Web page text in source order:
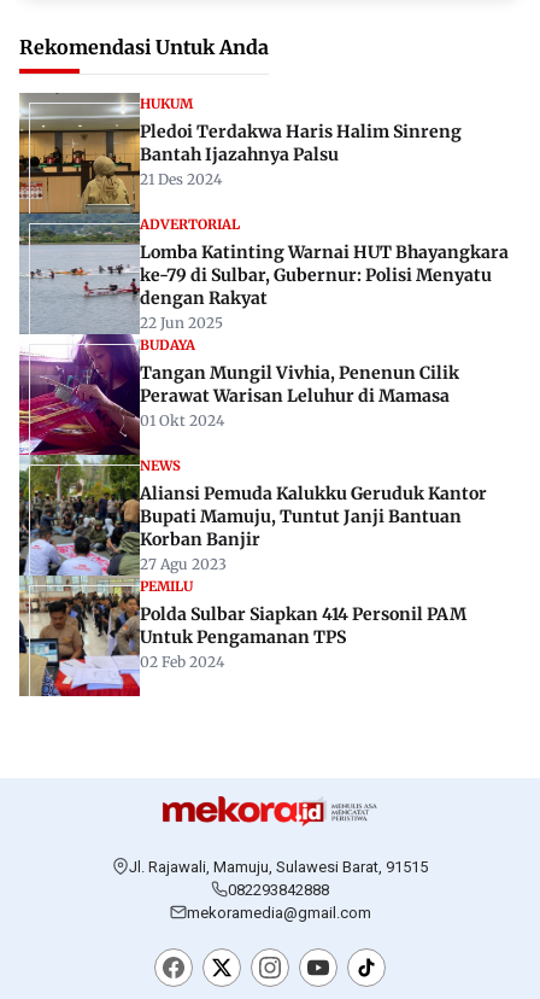
Rekomendasi Untuk Anda
HUKUM
Pledoi Terdakwa Haris Halim Sinreng
Bantah Ijazahnya Palsu
21 Des 2024
ADVERTORIAL
Lomba Katinting Warnai HUT Bhayangkara
ke-79 di Sulbar, Gubernur: Polisi Menyatu
dengan Rakyat
22 Jun 2025
BUDAYA
Tangan Mungil Vivhia, Penenun Cilik
Perawat Warisan Leluhur di Mamasa
01 Okt 2024
NEWS
Aliansi Pemuda Kalukku Geruduk Kantor
Bupati Mamuju, Tuntut Janji Bantuan
Korban Banjir
27 Agu 2023
PEMILU
Polda Sulbar Siapkan 414 Personil PAM
Untuk Pengamanan TPS
02 Feb 2024
Jl. Rajawali, Mamuju, Sulawesi Barat, 91515
082293842888
mekoramedia@gmail.com